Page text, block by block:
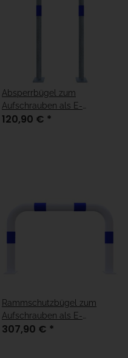
Absperrbügel zum
Aufschrauben als E-
Ladesäulenschutz verzinkt
120,90 € *
Rammschutzbügel zum
Aufschrauben als E-
Ladesäulenschutz in weiß,
307,90 € *